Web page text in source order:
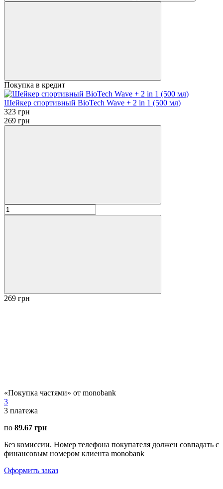
Покупка в кредит
Шейкер спортивный BioTech Wave + 2 in 1 (500 мл)
323 грн
269 грн
269 грн
«Покупка частями» от monobank
3
3 платежа
по 89.67 грн
Без комиссии. Номер телефона покупателя должен совпадать с
финансовым номером клиента monobank
Оформить заказ